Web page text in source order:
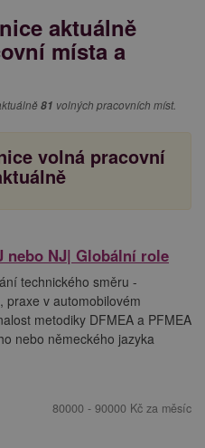
aktuálně
místa a
81 volných pracovních míst.
volná pracovní
nebo NJ| Globální role
technického směru -
praxe v automobilovém
metodiky DFMEA a PFMEA
nebo německého jazyka
80000 - 90000 Kč za měsíc